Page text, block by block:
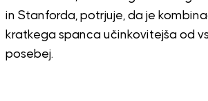
in Stanforda, potrjuje, da je
kratkega spanca učinkovitejša od
posebej.